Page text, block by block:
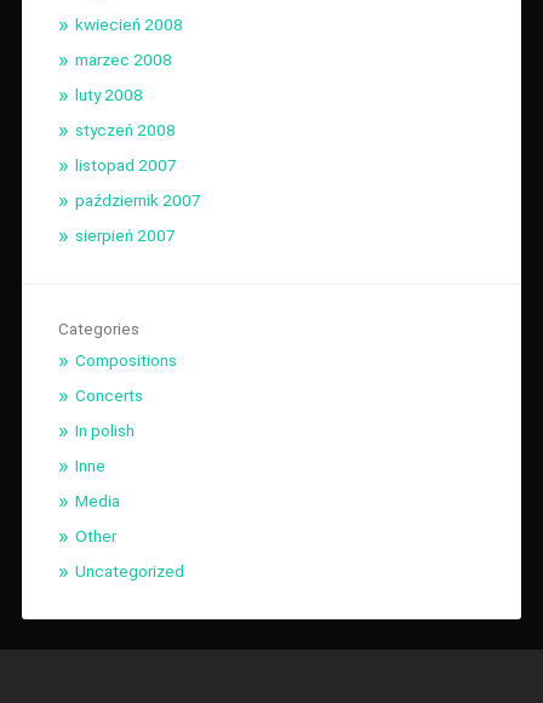
kwiecień 2008
marzec 2008
luty 2008
styczeń 2008
listopad 2007
październik 2007
sierpień 2007
Categories
Compositions
Concerts
In polish
Inne
Media
Other
Uncategorized